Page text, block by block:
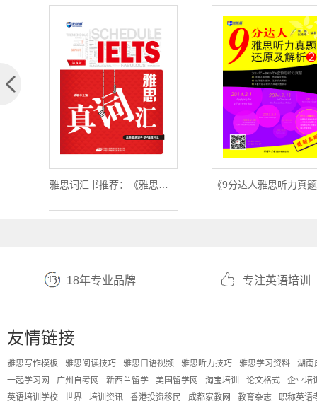
18年专业品牌 专注英语培训
友情链接
雅思写作模板 雅思阅读技巧 雅思口语视频 雅思听力技巧 雅思学习资料
湖南
一起学习网
广州自考网 新西兰留学 美国留学网 淘宝培训 论文格式
企业培
英语培训学校
世界 培训资讯 香港投资移民 成都家教网 教育杂志 职称英语